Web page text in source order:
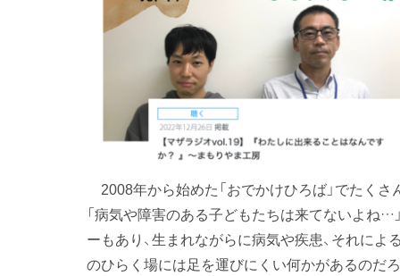
2008年から始めた「おでかけひろば」でたく
「病気や障害のある子どもたちは来てないよね
ーもあり、生まれながらに病気や疾患、それに
のひらく場には足を運びにくい何かがあるのだ